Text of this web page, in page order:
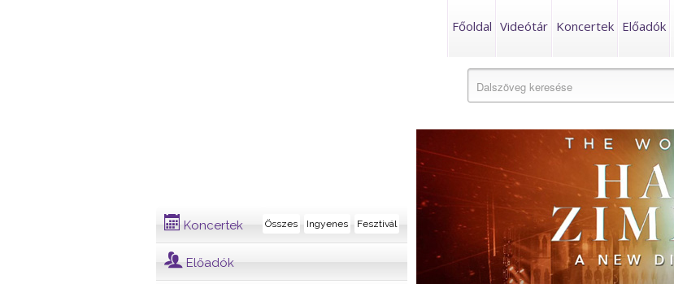
Főoldal Videótár Koncertek Előadók
Koncertek Fesztivál
Ingyenes
Összes
Előadók